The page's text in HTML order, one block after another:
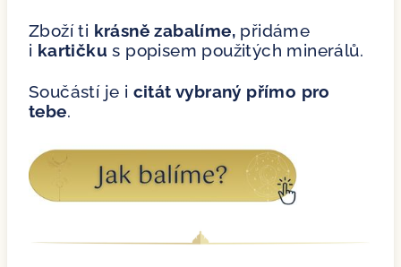
Zboží ti krásně zabalíme, přidáme
i kartičku s popisem použitých minerálů.
Součástí je i citát vybraný přímo pro
tebe.